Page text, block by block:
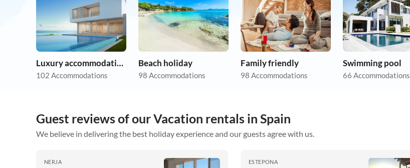
Luxury accommodation
102 Accommodations
Beach holiday
98 Accommodations
Family friendly
98 Accommodations
Swimming pool
66 Accommodations
Guest reviews of our Vacation rentals in Spain
We believe in delivering the best holiday experience and our guests agree with us.
NERJA ESTEPONA